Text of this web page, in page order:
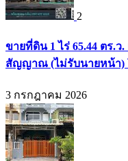
2
ขายที่ดิน 1 ไร่ 65.44 ตร.ว
สัญญาณ (ไม่รับนายหน้า) โ
3 กรกฎาคม 2026